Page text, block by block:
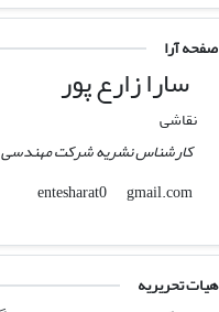
صفحه آرا
سارا زارع پور
نقاشی
کارشناس نشریه شرکت مهندسی
entesharat0
gmail.com
هیات تحریریه